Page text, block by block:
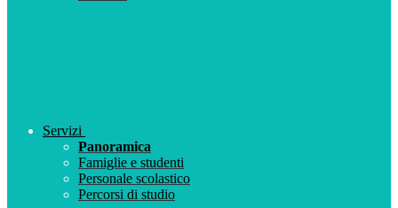
Servizi
Panoramica
Famiglie e studenti
Personale scolastico
Percorsi di studio